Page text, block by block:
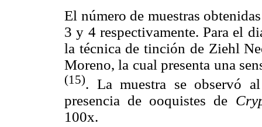
El número de muestras
3 y 4 respectivamente. Para el
la técnica de tinción de Ziehl
Moreno, la cual presenta una
(15). La muestra se observó
presencia de ooquistes de
100x.